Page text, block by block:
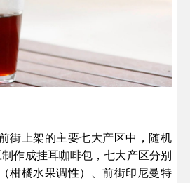
街上架的主要七大产区中，随机
作成挂耳咖啡包，七大产区分别
柑橘水果调性）、前街印尼曼特